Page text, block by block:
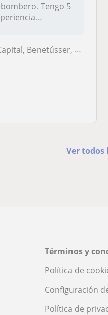
Tengo 5
Lugar Nuevo de la Corona, Sedaví
Ver todos
Términos y
Política de
Configuración
Política de